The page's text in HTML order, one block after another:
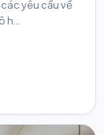
yêu cầu về